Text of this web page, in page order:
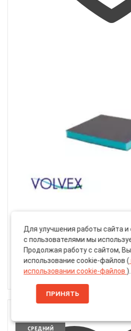
Шлифовальная Губка «Volvex»
Водостойкая, 120x98x13мм,
85 ₽
СРЕДНИЙ
Для улучшения работы сайта и
с пользователями мы
Продолжая работу с сайтом,
использование cookie-файлов (
использовании cookie-файлов ).
ПРИНЯТЬ